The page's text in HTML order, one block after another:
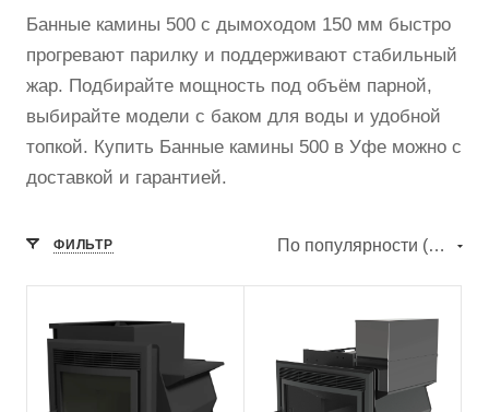
Банные камины 500 с дымоходом 150 мм быстро
прогревают парилку и поддерживают стабильный
жар. Подбирайте мощность под объём парной,
выбирайте модели с баком для воды и удобной
топкой. Купить Банные камины 500 в Уфе можно с
доставкой и гарантией.
ФИЛЬТР По популярности (убывание)